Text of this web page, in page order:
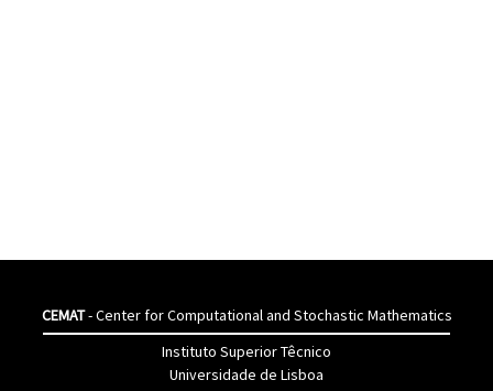
CEMAT- Center for Computational and Stochastic Mathematics
Instituto Superior Têcnico
Universidade de Lisboa